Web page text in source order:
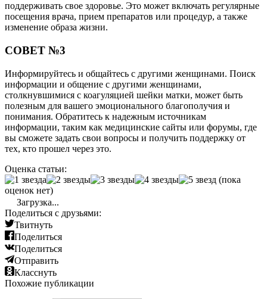
поддерживать свое здоровье. Это может включать регулярные
посещения врача, прием препаратов или процедур, а также
изменение образа жизни.
СОВЕТ №3
Информируйтесь и общайтесь с другими женщинами. Поиск
информации и общение с другими женщинами,
столкнувшимися с коагуляцией шейки матки, может быть
полезным для вашего эмоционального благополучия и
понимания. Обратитесь к надежным источникам
информации, таким как медицинские сайты или форумы, где
вы сможете задать свои вопросы и получить поддержку от
тех, кто прошел через это.
Оценка статьи:
(пока
оценок нет)
Загрузка...
Поделиться с друзьями:
Твитнуть
Поделиться
Поделиться
Отправить
Класснуть
Похожие публикации